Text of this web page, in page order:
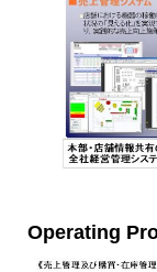
Operating